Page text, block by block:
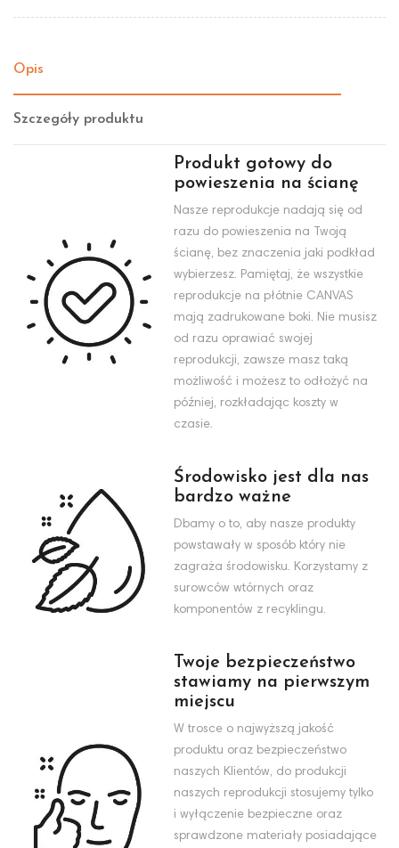
Opis
Szczegóły produktu
Produkt gotowy do
powieszenia na ścianę
Nasze reprodukcje nadają się od
razu do powieszenia na Twoją
ścianę, bez znaczenia jaki podkład
wybierzesz. Pamiętaj, że wszystkie
reprodukcje na płótnie CANVAS
mają zadrukowane boki. Nie musisz
od razu oprawiać swojej
reprodukcji, zawsze masz taką
możliwość i możesz to odłożyć na
później, rozkładając koszty w
czasie.
Środowisko jest dla nas
bardzo ważne
Dbamy o to, aby nasze produkty
powstawały w sposób który nie
zagraża środowisku. Korzystamy z
surowców wtórnych oraz
komponentów z recyklingu.
Twoje bezpieczeństwo
stawiamy na pierwszym
miejscu
W trosce o najwyższą jakość
produktu oraz bezpieczeństwo
naszych Klientów, do produkcji
naszych reprodukcji stosujemy tylko
i wyłączenie bezpieczne oraz
sprawdzone materiały posiadające